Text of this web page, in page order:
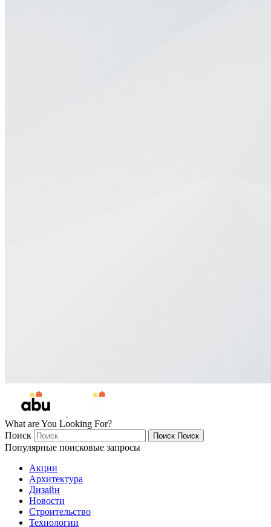
What are You Looking For?
Поиск
Поиск Поиск
Популярные поисковые запросы
Акции
Архитектура
Дизайн
Новости
Строительство
Технологии